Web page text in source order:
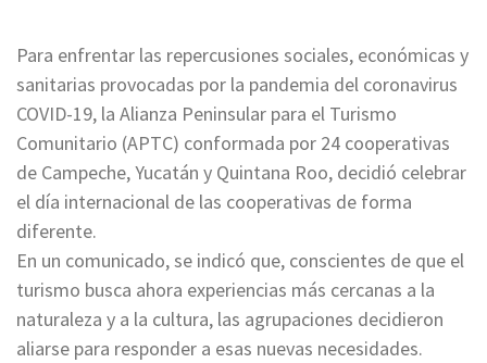
Para enfrentar las repercusiones sociales, económicas y
sanitarias provocadas por la pandemia del coronavirus
COVID-19, la Alianza Peninsular para el Turismo
Comunitario (APTC) conformada por 24 cooperativas
de Campeche, Yucatán y Quintana Roo, decidió celebrar
el día internacional de las cooperativas de forma
diferente.
En un comunicado, se indicó que, conscientes de que el
turismo busca ahora experiencias más cercanas a la
naturaleza y a la cultura, las agrupaciones decidieron
aliarse para responder a esas nuevas necesidades.